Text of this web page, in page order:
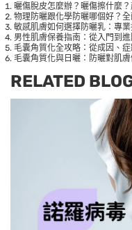
曬傷脫皮怎麼辦？曬傷擦什麼
物理防曬跟化學防曬哪個好？
敏感肌膚如何選擇防曬乳：專
男性肌膚保養指南：從入門到
毛囊角質化全攻略：從成因、
毛囊角質化與日曬：防曬對肌
RELATED